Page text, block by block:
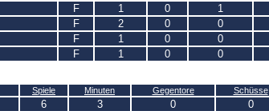
F 1 0 1
F 2 0 0
F 1 0 0
F 1 0 0
Spiele Minuten Gegentore Schüsse
6 3 0 0